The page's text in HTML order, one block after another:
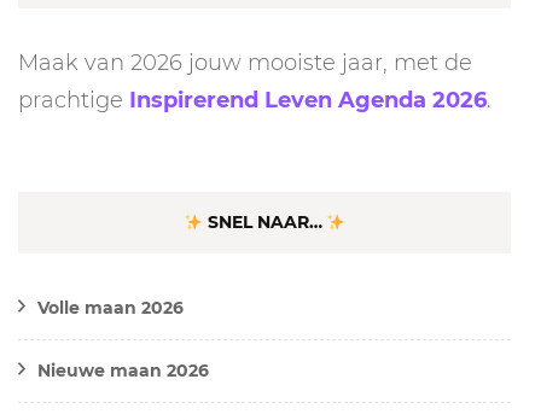
Maak van 2026 jouw mooiste jaar, met de
prachtige Inspirerend Leven Agenda 2026.
SNEL NAAR…
Volle maan 2026
Nieuwe maan 2026